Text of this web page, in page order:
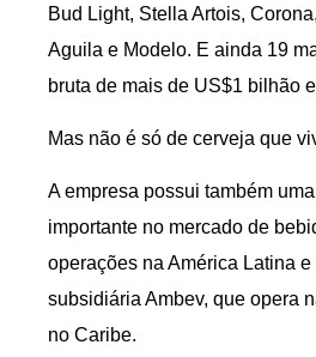
Bud Light, Stella Artois,
Aguila e Modelo. E ainda 19
bruta de mais de US$1 bilhão
Mas não é só de cerveja que
A empresa possui também
importante no mercado de
operações na América Latina
subsidiária Ambev, que opera
no Caribe.